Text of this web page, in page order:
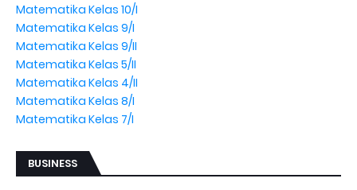
Matematika Kelas 10/I
Matematika Kelas 9/I
Matematika Kelas 9/II
Matematika Kelas 5/II
Matematika Kelas 4/II
Matematika Kelas 8/I
Matematika Kelas 7/I
BUSINESS